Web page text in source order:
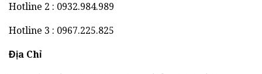
Hotline 2 : 0932.984.989
Hotline 3 : 0967.225.825
Địa Chỉ